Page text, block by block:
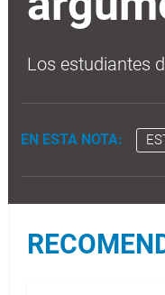
Los estudiantes
EN ESTA NOTA: